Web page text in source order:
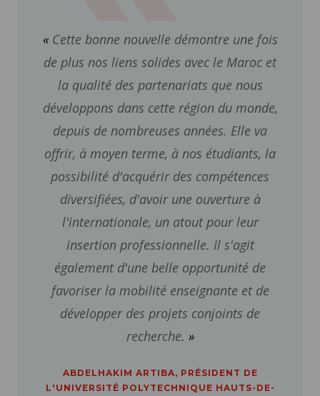
Cette bonne nouvelle démontre une fois
de plus nos liens solides avec le Maroc et
la qualité des partenariats que nous
développons dans cette région du monde,
depuis de nombreuses années. Elle va
offrir, à moyen terme, à nos étudiants, la
possibilité d'acquérir des compétences
diversifiées, d'avoir une ouverture à
l'internationale, un atout pour leur
insertion professionnelle. Il s'agit
également d'une belle opportunité de
favoriser la mobilité enseignante et de
développer des projets conjoints de
recherche.
ABDELHAKIM ARTIBA, PRÉSIDENT DE
L'UNIVERSITÉ POLYTECHNIQUE HAUTS-DE-